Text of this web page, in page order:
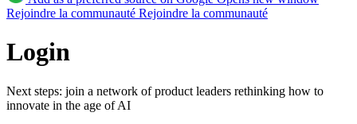
Rejoindre la communauté Rejoindre la communauté
Login
Next steps: join a network of product leaders rethinking how to
innovate in the age of AI